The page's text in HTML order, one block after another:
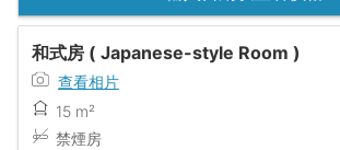
和式房 ( Japanese-style Room )
查看相片
15 m²
禁煙房